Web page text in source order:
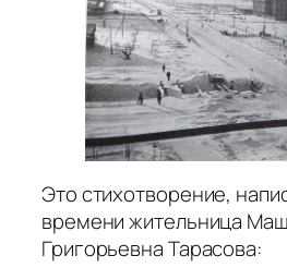
Это стихотворение,
времени жительница
Григорьевна Тарасова: